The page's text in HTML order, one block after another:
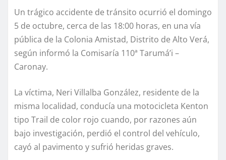
Un trágico accidente de tránsito ocurrió el domingo
5 de octubre, cerca de las 18:00 horas, en una vía
pública de la Colonia Amistad, Distrito de Alto Verá,
según informó la Comisaría 110ª Tarumá’i –
Caronay.
La víctima, Neri Villalba González, residente de la
misma localidad, conducía una motocicleta Kenton
tipo Trail de color rojo cuando, por razones aún
bajo investigación, perdió el control del vehículo,
cayó al pavimento y sufrió heridas graves.